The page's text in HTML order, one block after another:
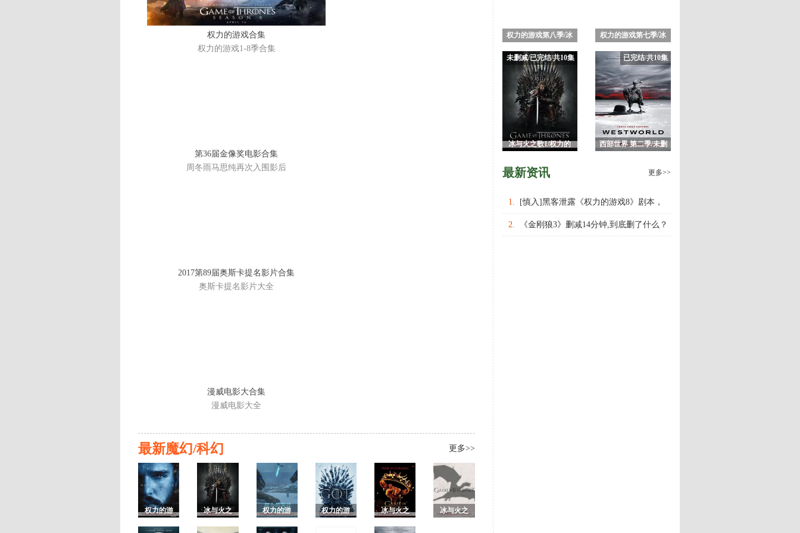
权力的游戏合集
权力的游戏1-8季合集
第36届金像奖电影合集
周冬雨马思纯再次入围影后
2017第89届奥斯卡提名影片合集
奥斯卡提名影片大全
漫威电影大合集
漫威电影大全
更多>>
最新魔幻/科幻
权力的游
冰与火之
权力的游
权力的游
冰与火之
冰与火之
权力的游戏第八季/冰
权力的游戏第七季/冰
未删减/已完结/共10集
冰与火之歌1/权力的
已完结/共10集
西部世界 第二季/未删
最新资讯 更多>>
1. [慎入]黑客泄露《权力的游戏8》剧本，
权力的游戏第八季什么时候上映播出？
2. 《金刚狼3》删减14分钟,到底删了什么？